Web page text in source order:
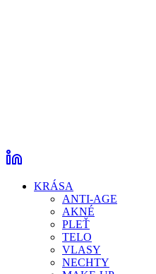
KRÁSA
ANTI-AGE
AKNÉ
PLEŤ
TELO
VLASY
NECHTY